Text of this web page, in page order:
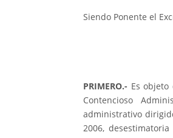
Siendo Ponente el
PRIMERO.- Es
Contencioso
administrativo
2006,